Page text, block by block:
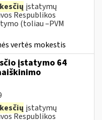
įstatymų
Respublikos
(toliau –PVM
vertės mokestis
įstatymo 64
įstatymų
Respublikos